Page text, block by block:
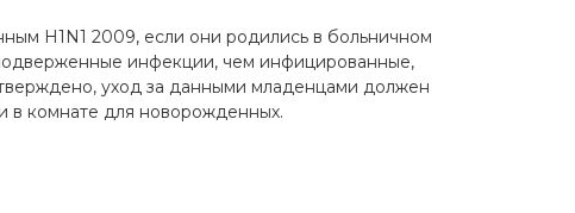
H1N1 2009, если они родились в больничном
инфекции, чем инфицированные,
уход за данными младенцами должен
в комнате для новорожденных.